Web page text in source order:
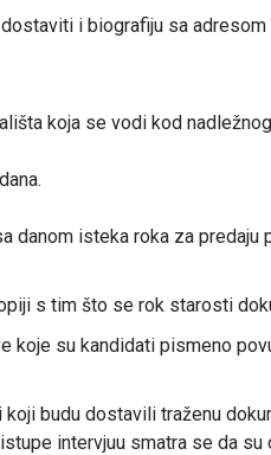
i biografiju sa
koja se vodi kod
danom isteka roka za predaju
s tim što se rok starosti
koje su kandidati pismeno
budu dostavili traženu
intervjuu smatra se da